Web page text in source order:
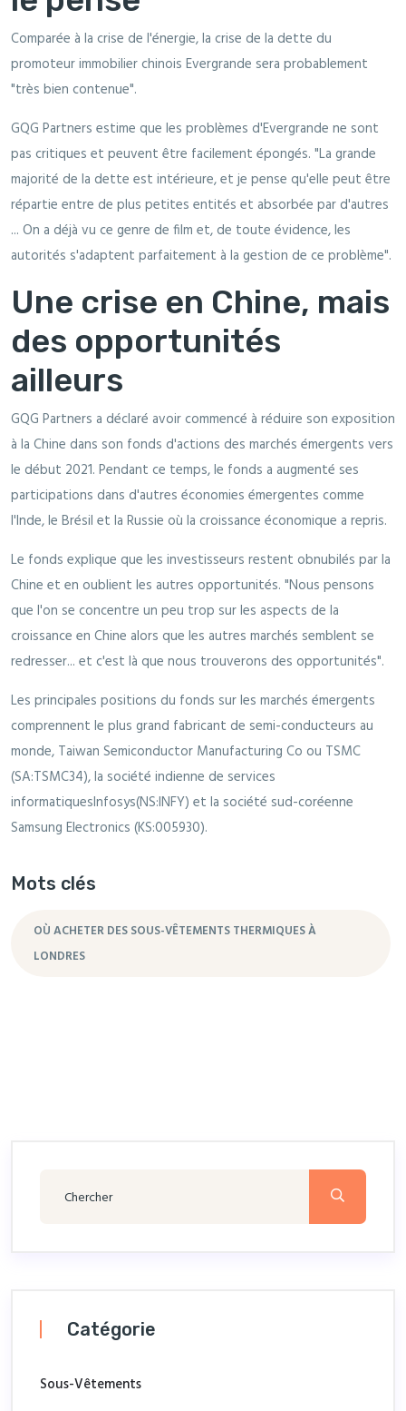
Comparée à la crise de l'énergie, la crise de la dette du
promoteur immobilier chinois Evergrande sera probablement
"très bien contenue".
GQG Partners estime que les problèmes d'Evergrande ne sont
pas critiques et peuvent être facilement épongés. "La grande
majorité de la dette est intérieure, et je pense qu'elle peut être
répartie entre de plus petites entités et absorbée par d'autres
... On a déjà vu ce genre de film et, de toute évidence, les
autorités s'adaptent parfaitement à la gestion de ce problème".
Une crise en Chine, mais
des opportunités
ailleurs
GQG Partners a déclaré avoir commencé à réduire son exposition
à la Chine dans son fonds d'actions des marchés émergents vers
le début 2021. Pendant ce temps, le fonds a augmenté ses
participations dans d'autres économies émergentes comme
l'Inde, le Brésil et la Russie où la croissance économique a repris.
Le fonds explique que les investisseurs restent obnubilés par la
Chine et en oublient les autres opportunités. "Nous pensons
que l'on se concentre un peu trop sur les aspects de la
croissance en Chine alors que les autres marchés semblent se
redresser... et c'est là que nous trouverons des opportunités".
Les principales positions du fonds sur les marchés émergents
comprennent le plus grand fabricant de semi-conducteurs au
monde, Taiwan Semiconductor Manufacturing Co ou TSMC
(SA:TSMC34), la société indienne de services
informatiquesInfosys(NS:INFY) et la société sud-coréenne
Samsung Electronics (KS:005930).
Mots clés
OÙ ACHETER DES SOUS-VÊTEMENTS THERMIQUES À
LONDRES
Catégorie
Sous-Vêtements